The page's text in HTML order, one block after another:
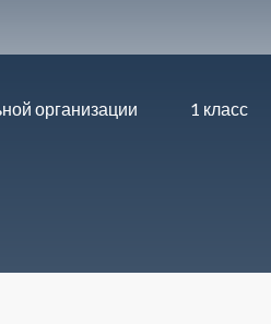
организации 1 класс